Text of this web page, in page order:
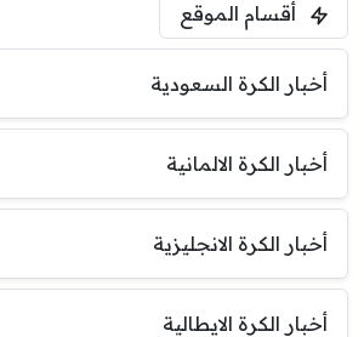
أقسام الموقع
أخبار الكرة السعودية
أخبار الكرة الالمانية
أخبار الكرة الانجليزية
أخبار الكرة الايطالية